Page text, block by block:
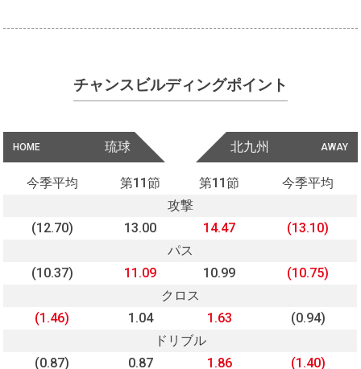
チャンスビルディングポイント
HOME 琉球 AWAY
北九州
今季平均 第11節 第11節
今季平均
攻撃
(12.70)
13.00 14.47
(13.10)
パス
(10.37)
11.09 10.99
(10.75)
クロス
(1.46)
1.04 1.63
(0.94)
ドリブル
(0.87)
0.87 1.86 (1.40)